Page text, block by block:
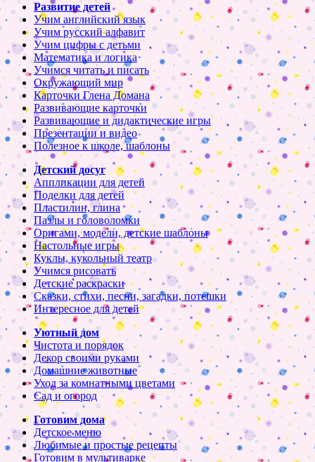
Развитие детей
Учим английский язык
Учим русский алфавит
Учим цифры с детьми
Математика и логика
Учимся читать и писать
Окружающий мир
Карточки Глена Домана
Развивающие карточки
Развивающие и дидактические игры
Презентации и видео
Полезное к школе, шаблоны
Детский досуг
Аппликации для детей
Поделки для детей
Пластилин, глина
Пазлы и головоломки
Оригами, модели, детские шаблоны
Настольные игры
Куклы, кукольный театр
Учимся рисовать
Детские раскраски
Сказки, стихи, песни, загадки, потешки
Интересное для детей
Уютный дом
Чистота и порядок
Декор своими руками
Домашние животные
Уход за комнатными цветами
Сад и огород
Готовим дома
Детское меню
Любимые и простые рецепты
Готовим в мультиварке